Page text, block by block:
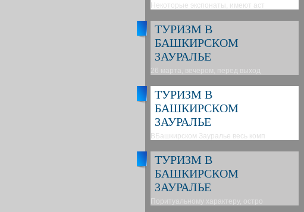
Некоторые экспонаты, имеют аст
ТУРИЗМ В
БАШКИРСКОМ
ЗАУРАЛЬЕ
26 марта, вечером, перед выход
ТУРИЗМ В
БАШКИРСКОМ
ЗАУРАЛЬЕ
ВБашкирском Зауралье весь комп
ТУРИЗМ В
БАШКИРСКОМ
ЗАУРАЛЬЕ
Поритуальному характеру, остро